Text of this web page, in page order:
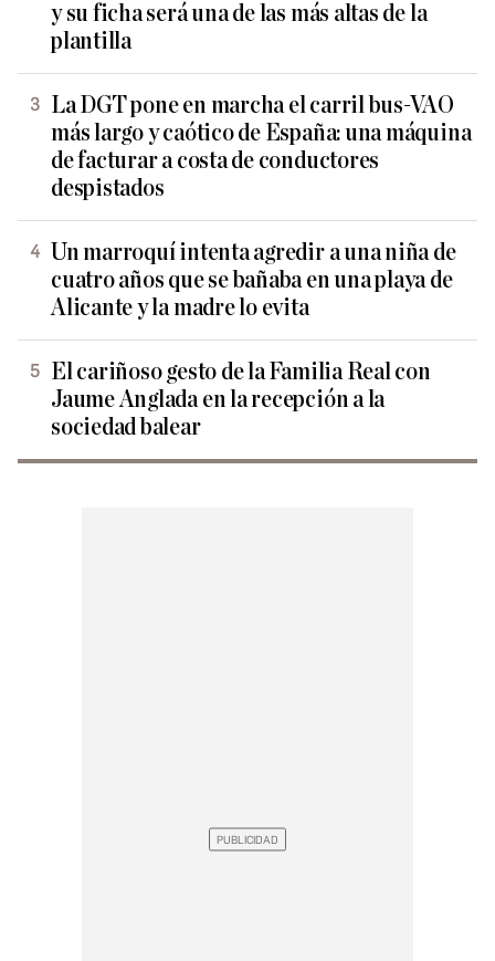
y su ficha será una de las más altas de la
plantilla
La DGT pone en marcha el carril bus-VAO
más largo y caótico de España: una máquina
de facturar a costa de conductores
despistados
Un marroquí intenta agredir a una niña de
cuatro años que se bañaba en una playa de
Alicante y la madre lo evita
El cariñoso gesto de la Familia Real con
Jaume Anglada en la recepción a la
sociedad balear